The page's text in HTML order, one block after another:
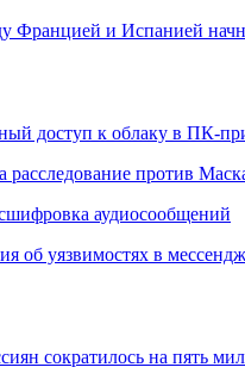
Францией и Испанией
доступ к облаку в ПК-
расследование против
аудиосообщений
об уязвимостях в
сократилось на пять